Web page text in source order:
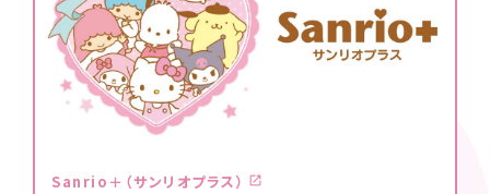
Sanrio＋（サンリオプラス）